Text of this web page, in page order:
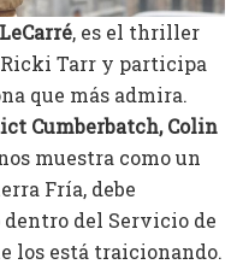
, es el thriller
Tarr y participa
que más admira.
Cumberbatch, Colin
muestra como un
Fría, debe
del Servicio de
los está traicionando.